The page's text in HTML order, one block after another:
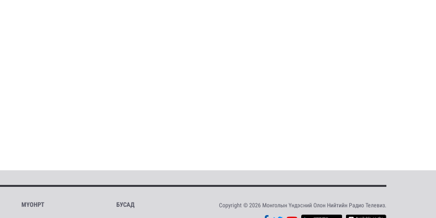
МҮОНРТ БУСАД Copyright © 2026 Монголын Үндэсний Олон Нийтийн Радио Телевиз.